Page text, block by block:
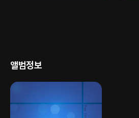
앨범정보